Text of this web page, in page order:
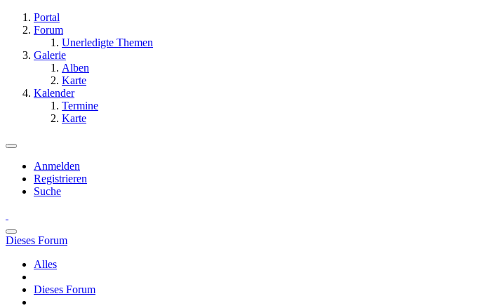
Portal
Forum
Unerledigte Themen
Galerie
Alben
Karte
Kalender
Termine
Karte
Anmelden
Registrieren
Suche
Dieses Forum
Alles
Dieses Forum